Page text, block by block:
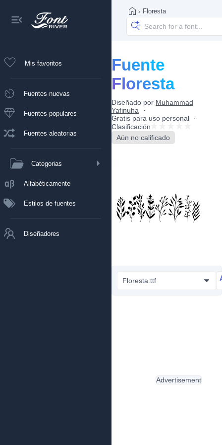
Mis favoritos
Fuentes nuevas
Fuentes populares
Fuentes aleatorias
Categorias
Alfabéticamente
Estilos de fuentes
Diseñadores
› Floresta
Fuente
Floresta
Diseñado por Muhammad
Yafinuha
Gratis para uso personal
Clasificación
Aún no calificado
Floresta.ttf
Advertisement